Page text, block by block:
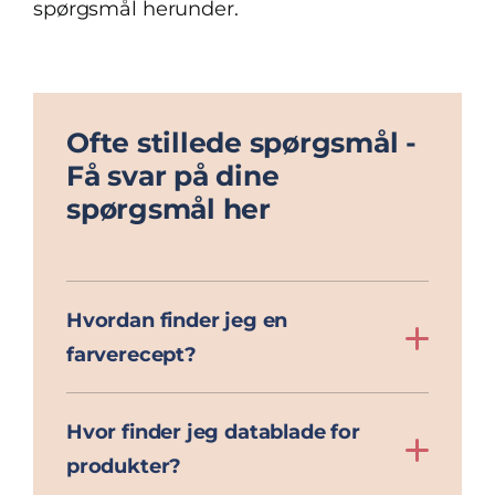
spørgsmål herunder.
Ofte stillede spørgsmål -
Få svar på dine
spørgsmål her
Hvordan finder jeg en
farverecept?
farvesøgningssystem her;
phoenix.spieshecker.com
Hvor finder jeg datablade for
produkter?